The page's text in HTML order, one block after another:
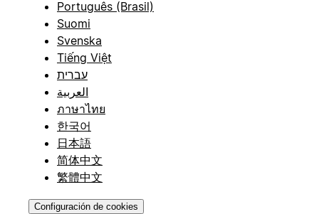
Português (Brasil)
Suomi
Svenska
Tiếng Việt
עברית
العربية
ภาษาไทย
한국어
日本語
简体中文
繁體中文
Configuración de cookies